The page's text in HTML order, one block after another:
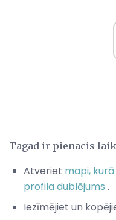
Tagad ir pienācis
Atveriet mapi,
profila dublējums .
Iezīmējiet un